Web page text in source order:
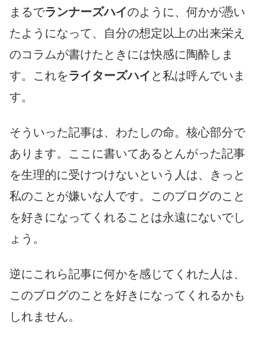
まるでランナーズハイのように、何かが憑い
たようになって、自分の想定以上の出来栄え
のコラムが書けたときには快感に陶酔しま
す。これをライターズハイ と私は呼んでいま
す。
そういった記事は、わたしの命。核心部分で
あります。ここに書いてあるとんがった記事
を生理的に受けつけないという人は、きっと
私のことが嫌いな人です。このブログのこと
を好きになってくれることは永遠にないでし
ょう。
逆にこれら記事に何かを感じてくれた人は、
このブログのことを好きになってくれるかも
しれません。